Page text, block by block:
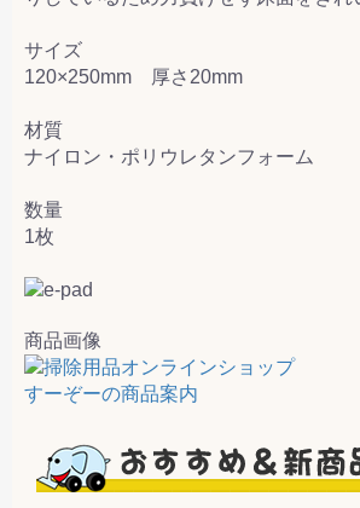
サイズ
120×250mm 厚さ20mm
材質
ナイロン・ポリウレタンフォーム
数量
1枚
商品画像